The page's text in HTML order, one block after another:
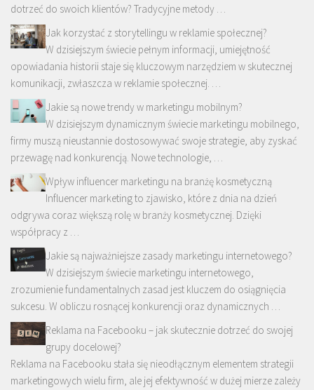
dotrzeć do swoich klientów? Tradycyjne metody …
Jak korzystać z storytellingu w reklamie społecznej?
W dzisiejszym świecie pełnym informacji, umiejętność
opowiadania historii staje się kluczowym narzędziem w skutecznej
komunikacji, zwłaszcza w reklamie społecznej. …
Jakie są nowe trendy w marketingu mobilnym?
W dzisiejszym dynamicznym świecie marketingu mobilnego,
firmy muszą nieustannie dostosowywać swoje strategie, aby zyskać
przewagę nad konkurencją. Nowe technologie, …
Wpływ influencer marketingu na branżę kosmetyczną
Influencer marketing to zjawisko, które z dnia na dzień
odgrywa coraz większą rolę w branży kosmetycznej. Dzięki
współpracy z …
Jakie są najważniejsze zasady marketingu internetowego?
W dzisiejszym świecie marketingu internetowego,
zrozumienie fundamentalnych zasad jest kluczem do osiągnięcia
sukcesu. W obliczu rosnącej konkurencji oraz dynamicznych …
Reklama na Facebooku – jak skutecznie dotrzeć do swojej
grupy docelowej?
Reklama na Facebooku stała się nieodłącznym elementem strategii
marketingowych wielu firm, ale jej efektywność w dużej mierze zależy